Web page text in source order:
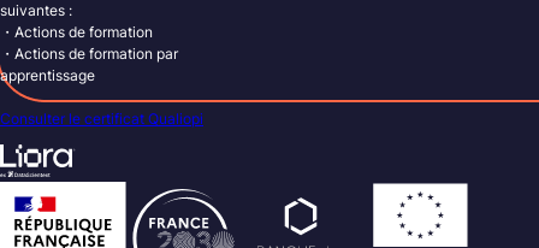
suivantes :
・Actions de formation
・Actions de formation par
apprentissage
Consulter le certificat Qualiopi